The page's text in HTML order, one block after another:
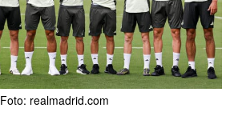
Foto: realmadrid.com